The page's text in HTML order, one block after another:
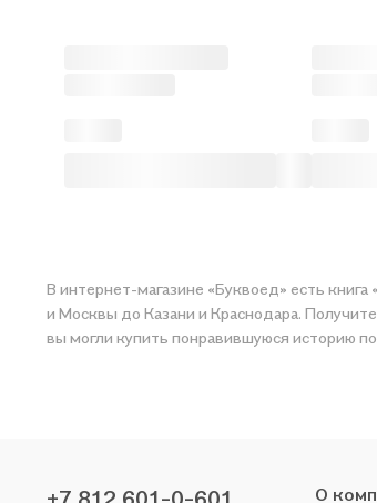
В интернет-магазине «Буквоед» есть
и Москвы до Казани и Краснодара.
вы могли купить
О